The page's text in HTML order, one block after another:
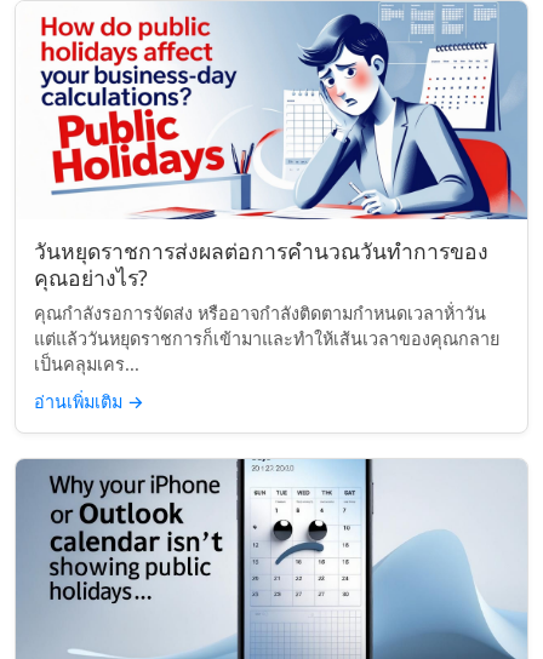
วันหยุดราชการส่งผลต่อการคำนวณวันทำการของ
คุณอย่างไร?
คุณกำลังรอการจัดส่ง หรืออาจกำลังติดตามกำหนดเวลาห้่าวัน
แต่แล้ววันหยุดราชการก็เข้ามาและทำให้เส้นเวลาของคุณกลาย
เป็นคลุมเคร...
อ่านเพิ่มเติม →